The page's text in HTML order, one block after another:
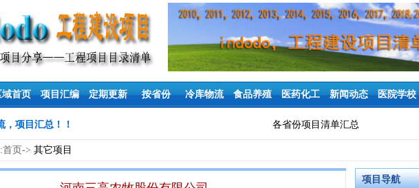
域首页 项目汇编 定期更新 按省份 冷库物流 食品养殖 医药化工 新闻动态 医院学校
，项目汇总！！ 各省份项目清单汇总
首页-> 其它项目
项目导航